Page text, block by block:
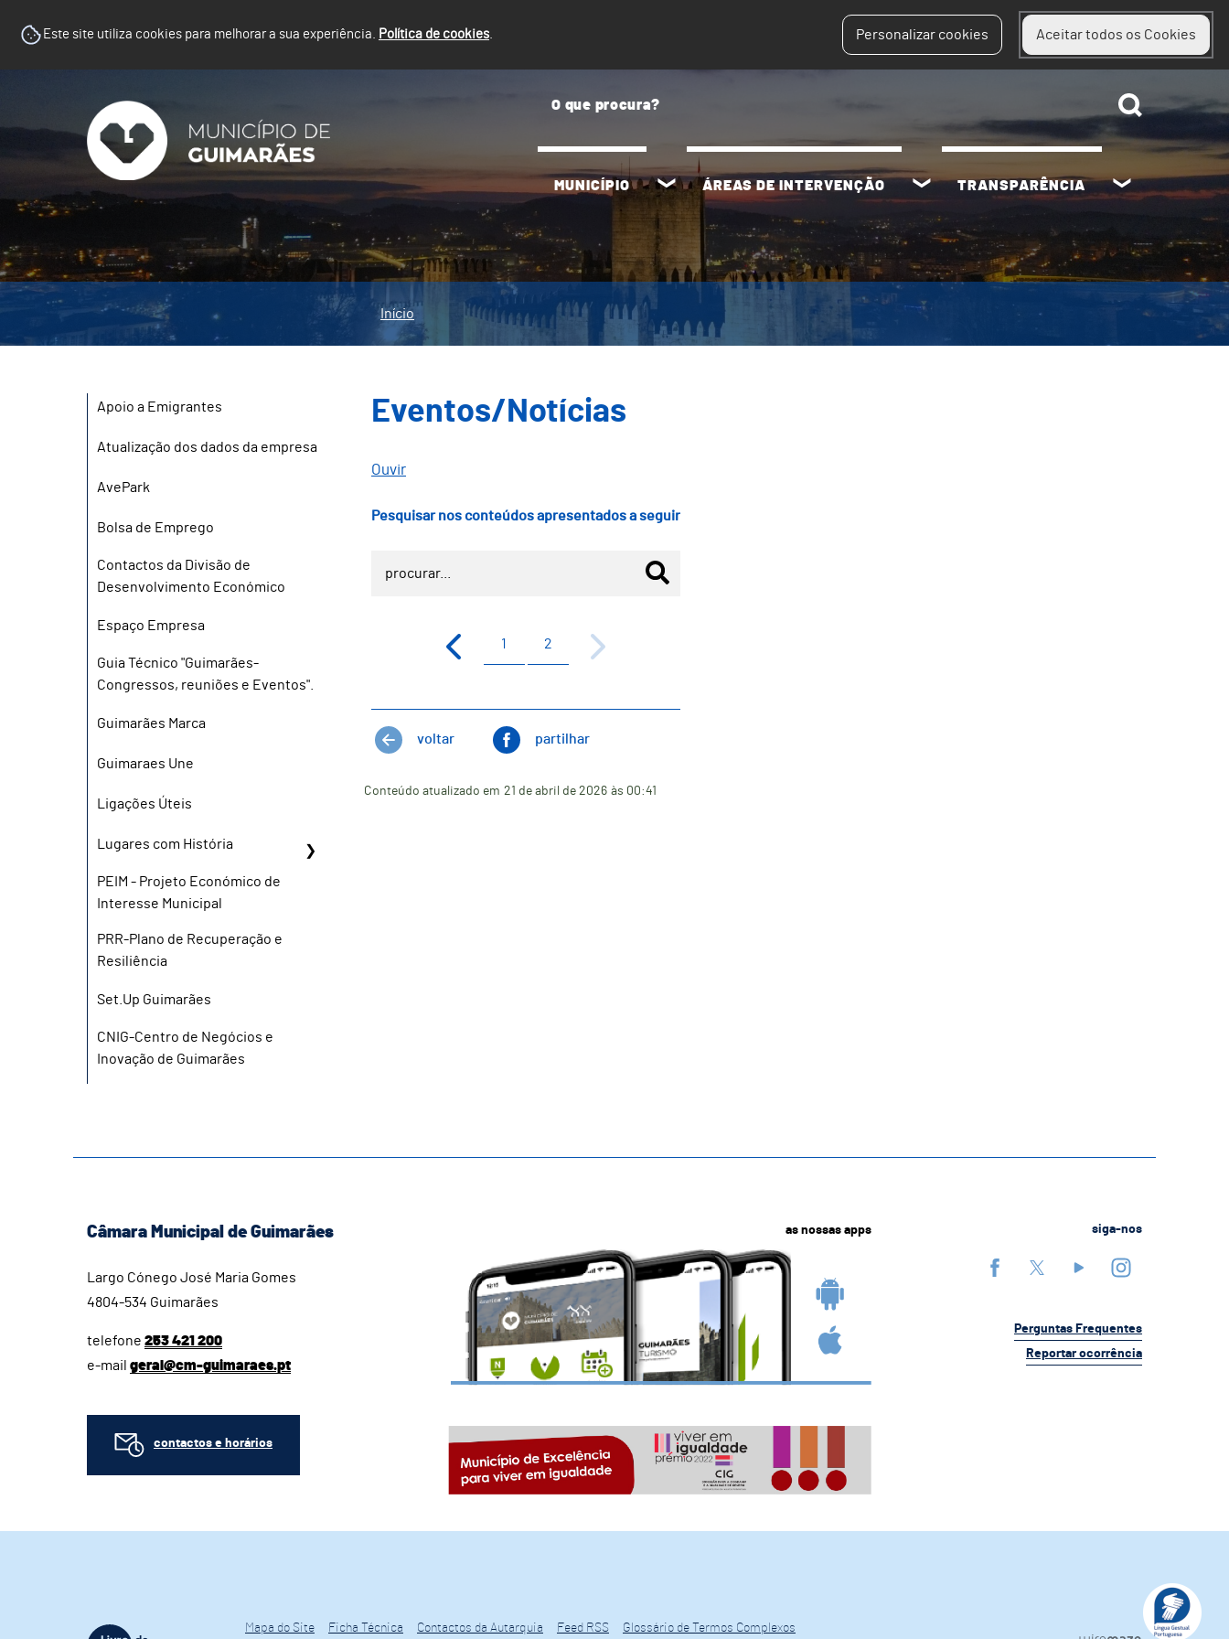
Este site utiliza cookies para melhorar a sua experiência. Política de cookies. Personalizar cookies Aceitar todos os Cookies
MUNICÍPIO ÁREAS DE INTERVENÇÃO TRANSPARÊNCIA
Início
Apoio a Emigrantes
Atualização dos dados da empresa
AvePark
Bolsa de Emprego
Contactos da Divisão de
Desenvolvimento Económico
Espaço Empresa
Guia Técnico "Guimarães-
Congressos, reuniões e Eventos".
Guimarães Marca
Guimaraes Une
Ligações Úteis
Lugares com História
PEIM - Projeto Económico de
Interesse Municipal
PRR-Plano de Recuperação e
Resiliência
Set.Up Guimarães
CNIG-Centro de Negócios e
Inovação de Guimarães
Eventos/Notícias
Ouvir
Pesquisar nos conteúdos apresentados a seguir
1 2
voltar partilhar
Conteúdo atualizado em 21 de abril de 2026 às 00:41
Câmara Municipal de Guimarães
Largo Cónego José Maria Gomes
4804-534 Guimarães
telefone 253 421 200
e-mail geral@cm-guimaraes.pt
contactos e horários
as nossas apps siga-nos
Perguntas Frequentes
Reportar ocorrência
Mapa do Site Ficha Técnica Contactos da Autarquia Feed RSS Glossário de Termos Complexos